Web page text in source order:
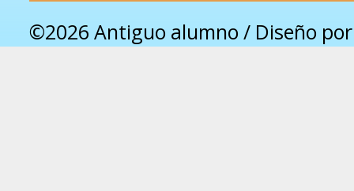
©2026 Antiguo alumno / Diseño